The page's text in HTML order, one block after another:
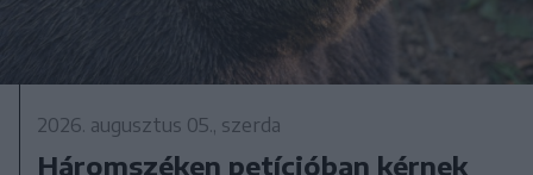
2026. augusztus 05., szerda
Háromszéken petícióban kérnek